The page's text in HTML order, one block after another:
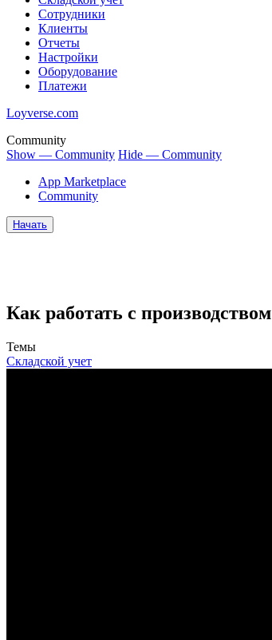
Сотрудники
Клиенты
Отчеты
Настройки
Оборудование
Платежи
Loyverse.com
Community
Show — Community Hide — Community
App Marketplace
Community
Начать
Как работать с производством
Темы
Cкладской учет